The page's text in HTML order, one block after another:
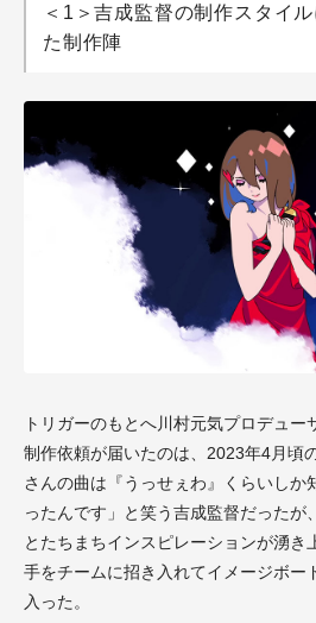
＜1＞吉成監督の制作スタイ
た制作陣
トリガーのもとへ川村元気プロデュー
制作依頼が届いたのは、2023年4月頃
さんの曲は『うっせぇわ』くらいしか
ったんです」と笑う吉成監督だったが
とたちまちインスピレーションが湧き
手をチームに招き入れてイメージボー
入った。